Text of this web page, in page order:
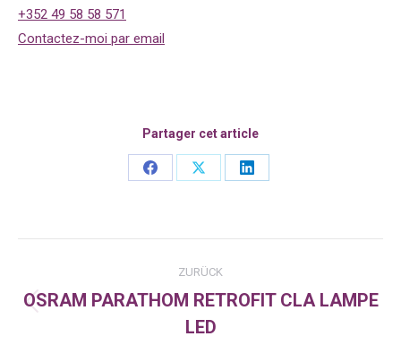
+352 49 58 58 571
Contactez-moi par email
Partager cet article
Share
Share
Share
Kommentarnavigation
ZURÜCK
Vorheriger
Beitrag:
OSRAM PARATHOM RETROFIT CLA LAMPE
LED